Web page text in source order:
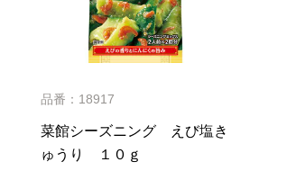
品番：18917
菜館シーズニング えび塩き
ゅうり １０ｇ